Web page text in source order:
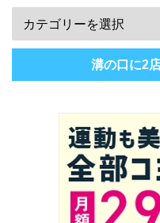
溝の口に2